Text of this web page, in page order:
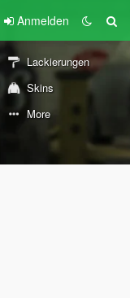
Anmelden
Lackierungen
Skins
More